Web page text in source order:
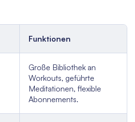
Funktionen
Große Bibliothek an
Workouts, geführte
Meditationen, flexible
Abonnements.